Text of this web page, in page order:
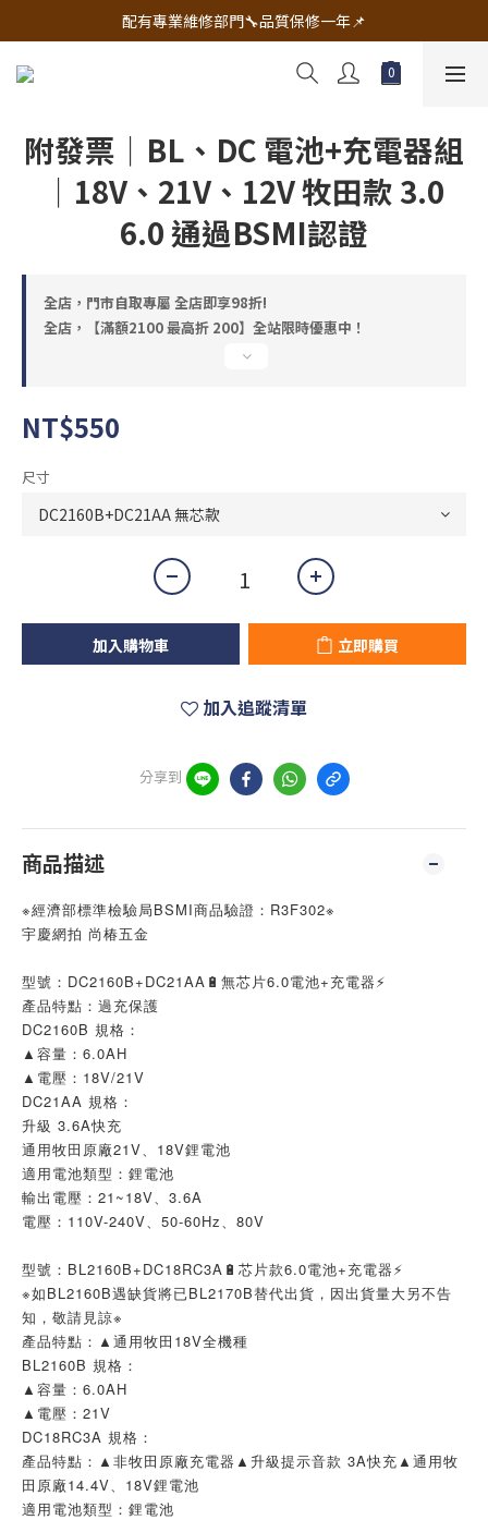
🔧電動工具&五金唯一首選 宇慶五金網拍🔧
配有專業維修部門🔧品質保修一年📌
🔧電動工具&五金唯一首選 宇慶五金網拍🔧
附發票｜BL、DC 電池+充電器組
｜18V、21V、12V 牧田款 3.0
6.0 通過BSMI認證
全店，門市自取專屬 全店即享98折!
全店，【滿額2100 最高折 200】全站限時優惠中！
NT$550
尺寸
加入購物車 立即購買
加入追蹤清單
分享到
商品描述
※經濟部標準檢驗局BSMI商品驗證：R3F302※
宇慶網拍 尚椿五金
型號：DC2160B+DC21AA🔋無芯片6.0電池+充電器⚡
產品特點：過充保護
DC2160B 規格：
▲容量：6.0AH
▲電壓：18V/21V
DC21AA 規格：
升級 3.6A快充
通用牧田原廠21V、18V鋰電池
適用電池類型：鋰電池
輸出電壓：21~18V、3.6A
電壓：110V-240V、50-60Hz、80V
型號：BL2160B+DC18RC3A🔋芯片款6.0電池+充電器⚡
※如BL2160B遇缺貨將已BL2170B替代出貨，因出貨量大另不告
知，敬請見諒※
產品特點：▲通用牧田18V全機種
BL2160B 規格：
▲容量：6.0AH
▲電壓：21V
DC18RC3A 規格：
產品特點：▲非牧田原廠充電器▲升級提示音款 3A快充▲通用牧
田原廠14.4V、18V鋰電池
適用電池類型：鋰電池